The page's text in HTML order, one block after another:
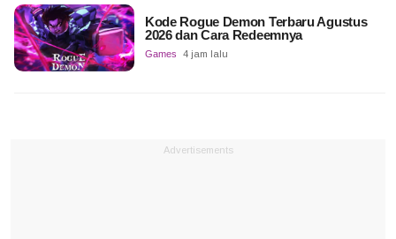
Kode Rogue Demon Terbaru Agustus
2026 dan Cara Redeemnya
Games 4 jam lalu
Advertisements